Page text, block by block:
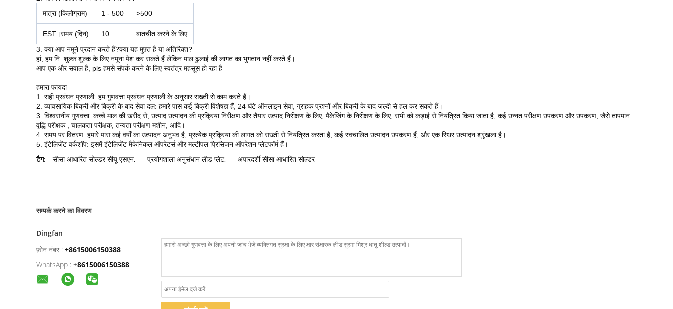
मात्रा (किलोग्राम)
1 - 500 >500
EST।समय (दिन) 10
बातचीत करने के लिए
3. क्या आप नमूने प्रदान करते हैं?क्या यह मुफ़्त है या अतिरिक्त?
हां, हम नि: शुल्क शुल्क के लिए नमूना पेश कर सकते हैं लेकिन माल ढुलाई की लागत का भुगतान नहीं करते हैं।
आप एक और सवाल है, pls हमसे संपर्क करने के लिए स्वतंत्र महसूस हो रहा है
हमारा फायदा
1. सही प्रबंधन प्रणाली: हम गुणवत्ता प्रबंधन प्रणाली के अनुसार सख्ती से काम करते हैं।
2. व्यावसायिक बिक्री और बिक्री के बाद सेवा दल: हमारे पास कई बिक्री विशेषज्ञ हैं, 24 घंटे ऑनलाइन सेवा, ग्राहक प्रश्नों और बिक्री के बाद जल्दी से हल कर सकते हैं।
3. विश्वसनीय गुणवत्ता: कच्चे माल की खरीद से, उत्पाद उत्पादन की प्रक्रिया निरीक्षण और तैयार उत्पाद निरीक्षण के लिए, पैकेजिंग के निरीक्षण के लिए, सभी को कड़ाई से नियंत्रित किया जाता है, कई उन्नत परीक्षण उपकरण और उपकरण, जैसे तापमान
वृद्धि परीक्षक , चालकता परीक्षक, तन्यता परीक्षण मशीन, आदि।
4. समय पर वितरण: हमारे पास कई वर्षों का उत्पादन अनुभव है, प्रत्येक प्रक्रिया की लागत को सख्ती से नियंत्रित करता है, कई स्वचालित उत्पादन उपकरण हैं, और एक स्थिर उत्पादन श्रृंखला है।
5. इंटेलिजेंट वर्कशॉप: इसमें इंटेलिजेंट मैकेनिकल ऑपरेटर्स और मल्टीपल प्रिसिजन ऑपरेशन प्लेटफॉर्म हैं।
टैग: सीसा आधारित सोल्डर सीयू एसएन, प्रयोगशाला अनुसंधान लीड प्लेट, अपारदर्शी सीसा आधारित सोल्डर
सम्पर्क करने का विवरण
Dingfan
फ़ोन नंबर : +8615006150388
WhatsApp : +8615006150388